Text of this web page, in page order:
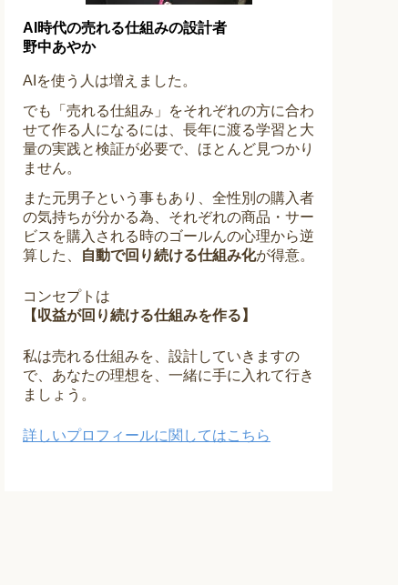
AI時代の売れる仕組みの設計者
野中あやか
AIを使う人は増えました。
でも「売れる仕組み」をそれぞれの方に合わ
せて作る人になるには、長年に渡る学習と大
量の実践と検証が必要で、ほとんど見つかり
ません。
また元男子という事もあり、全性別の購入者
の気持ちが分かる為、それぞれの商品・サー
ビスを購入される時のゴールんの心理から逆
算した、
自動で回り続ける仕組み化が得意。
コンセプトは
【収益が回り続ける仕組みを作る】
私は売れる仕組みを、設計していきますの
で、あなたの理想を、一緒に手に入れて行き
ましょう。
詳しいプロフィールに関してはこちら